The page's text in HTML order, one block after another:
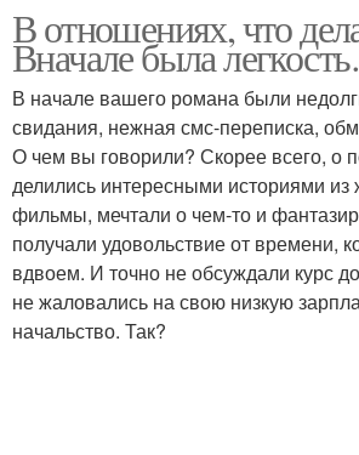
В отношениях, что
Вначале была
В начале вашего романа были
свидания, нежная смс-переписка,
О чем вы говорили? Скорее всего, о
делились интересными историями из
фильмы, мечтали о чем-то и
получали удовольствие от времени,
вдвоем. И точно не обсуждали курс
не жаловались на свою низкую
начальство. Так?